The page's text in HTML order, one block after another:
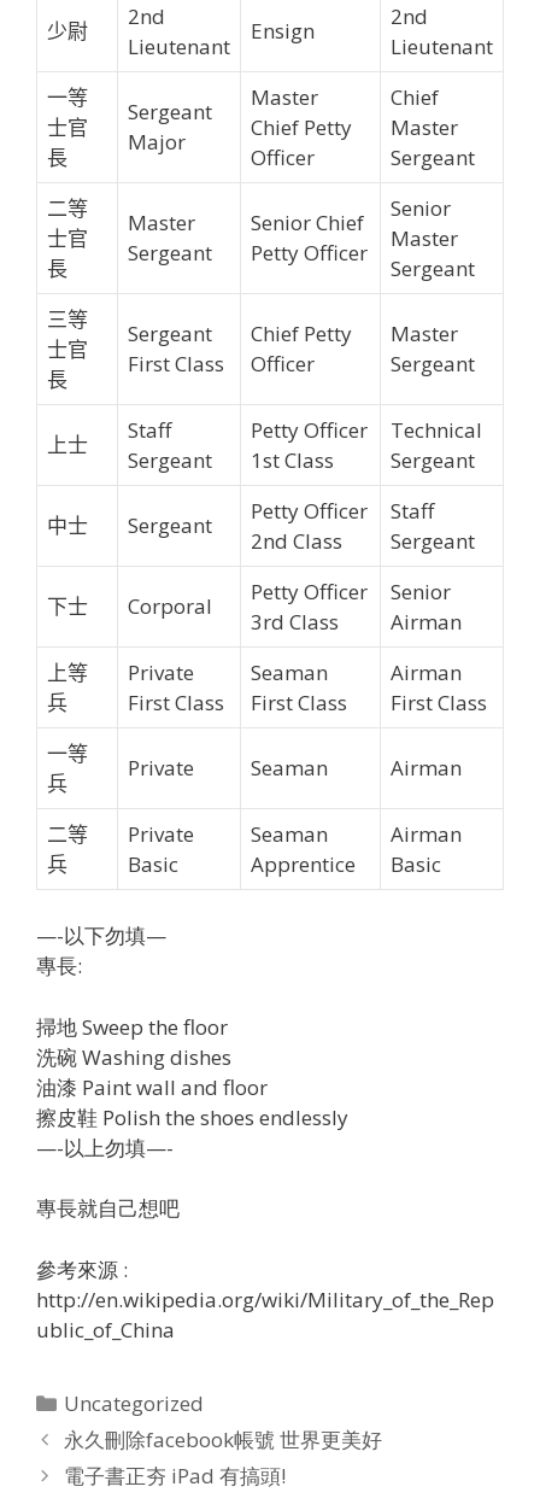
少尉
2nd
Lieutenant
Ensign
2nd
Lieutenant
一等
士官
長
Sergeant
Major
Master
Chief Petty
Officer
Chief
Master
Sergeant
二等
士官
長
Master
Sergeant
Senior Chief
Petty Officer
Senior
Master
Sergeant
三等
士官
長
Sergeant
First Class
Chief Petty
Officer
Master
Sergeant
上士
Staff
Sergeant
Petty Officer
1st Class
Technical
Sergeant
中士 Sergeant
Petty Officer
2nd Class
Staff
Sergeant
下士 Corporal
Petty Officer
3rd Class
Senior
Airman
上等
兵
Private
First Class
Seaman
First Class
Airman
First Class
一等
兵
Private Seaman Airman
二等
兵
Private
Basic
Seaman
Apprentice
Airman
Basic
—-以下勿填—
專長:
掃地 Sweep the floor
洗碗 Washing dishes
油漆 Paint wall and floor
擦皮鞋 Polish the shoes endlessly
—-以上勿填—-
專長就自己想吧
參考來源 :
http://en.wikipedia.org/wiki/Military_of_the_Rep
ublic_of_China
Categories
Uncategorized
永久刪除facebook帳號 世界更美好
電子書正夯 iPad 有搞頭!